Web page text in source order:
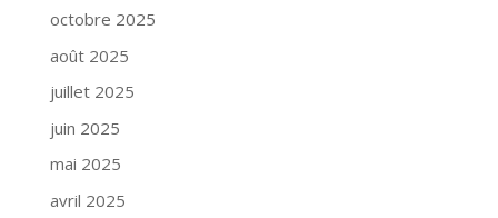
octobre 2025
août 2025
juillet 2025
juin 2025
mai 2025
avril 2025